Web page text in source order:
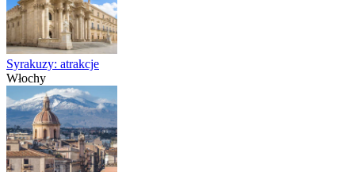
Syrakuzy: atrakcje
Włochy